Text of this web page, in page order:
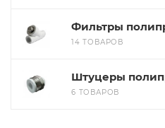
Фильтры
14 ТОВАРОВ
Штуцеры
6 ТОВАРОВ